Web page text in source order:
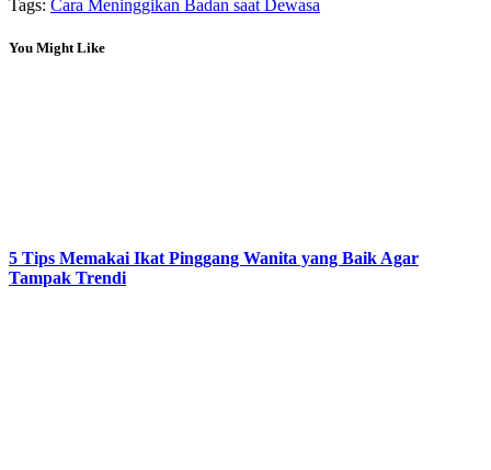
Tags: Cara Meninggikan Badan saat Dewasa
You Might Like
5 Tips Memakai Ikat Pinggang Wanita yang Baik Agar
Tampak Trendi